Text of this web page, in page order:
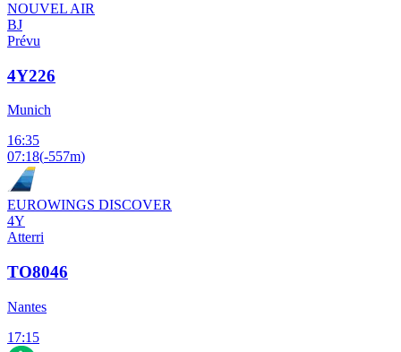
NOUVEL AIR
BJ
Prévu
4Y226
Munich
16:35
07:18(-557m)
EUROWINGS DISCOVER
4Y
Atterri
TO8046
Nantes
17:15